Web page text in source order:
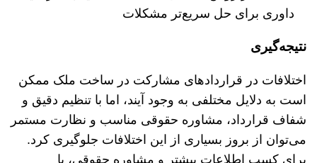
داوری برای حل سریع‌تر مشکلات
نتیجه‌گیری
اختلافات در قراردادهای مشارکت در ساخت ملک ممکن
است به دلایل مختلفی به وجود آیند، اما با تنظیم دقیق و
شفاف قرارداد، مشاوره حقوقی مناسب و نظارت مستمر
می‌توان از بروز بسیاری از این اختلافات جلوگیری کرد.
برای کسب اطلاعات بیشتر و مشاوره حقوقی، با